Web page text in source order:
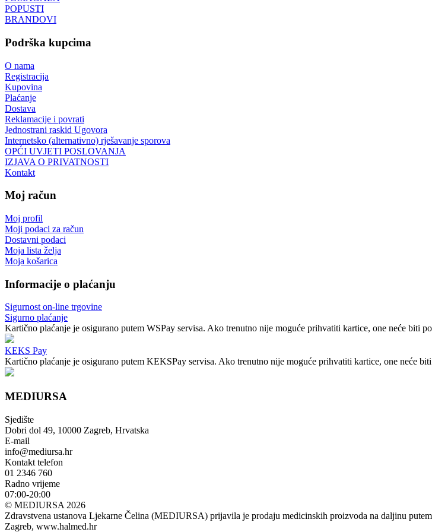
POPUSTI
BRANDOVI
Podrška kupcima
O nama
Registracija
Kupovina
Plaćanje
Dostava
Reklamacije i povrati
Jednostrani raskid Ugovora
Internetsko (alternativno) rješavanje sporova
OPĆI UVJETI POSLOVANJA
IZJAVA O PRIVATNOSTI
Kontakt
Moj račun
Moj profil
Moji podaci za račun
Dostavni podaci
Moja lista želja
Moja košarica
Informacije o plaćanju
Sigurnost on-line trgovine
Sigurno plaćanje
Kartično plaćanje je osigurano putem WSPay servisa. Ako trenutno nije moguće prihvatiti kartice, one neće biti
KEKS Pay
Kartično plaćanje je osigurano putem KEKSPay servisa. Ako trenutno nije moguće prihvatiti kartice, one neće
MEDIURSA
Sjedište
Dobri dol 49, 10000 Zagreb, Hrvatska
E-mail
info@mediursa.hr
Kontakt telefon
01 2346 760
Radno vrijeme
07:00-20:00
© MEDIURSA 2026
Zdravstvena ustanova Ljekarne Čelina (MEDIURSA) prijavila je prodaju medicinskih proizvoda na daljinu
Zagreb, www.halmed.hr